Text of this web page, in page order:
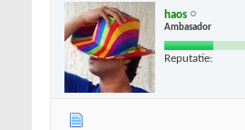
haos
Ambasador
Reputatie: